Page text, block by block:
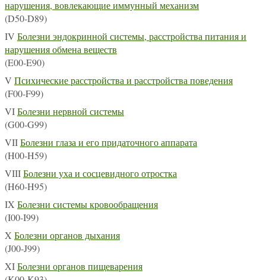
нарушения, вовлекающие иммунный механизм
(D50-D89)
IV Болезни эндокринной системы, расстройства питания и
нарушения обмена веществ
(E00-E90)
V Психические расстройства и расстройства поведения
(F00-F99)
VIБолезни нервной системы
(G00-G99)
VIIБолезни глаза и его придаточного аппарата
(H00-H59)
VIIIБолезни уха и сосцевидного отростка
(H60-H95)
IX Болезни системы кровообращения
(I00-I99)
X Болезни органов дыхания
(J00-J99)
XIБолезни органов пищеварения